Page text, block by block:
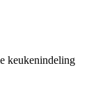
keukenindeling